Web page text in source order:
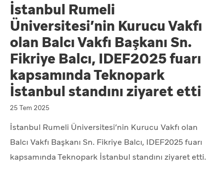
İstanbul Rumeli
Üniversitesi’nin Kurucu Vakfı
olan Balcı Vakfı Başkanı Sn.
Fikriye Balcı, IDEF2025 fuarı
kapsamında Teknopark
İstanbul standını ziyaret etti
25 Tem 2025
İstanbul Rumeli Üniversitesi’nin Kurucu Vakfı olan
Balcı Vakfı Başkanı Sn. Fikriye Balcı, IDEF2025 fuarı
kapsamında Teknopark İstanbul standını ziyaret etti.